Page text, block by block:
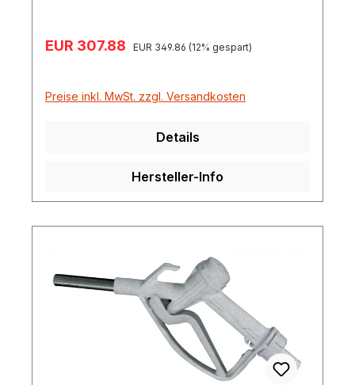
Verkaufspreis:
EUR 307.88 Regulärer Preis:
EUR 349.86 (12% gespart)
Preise inkl. MwSt. zzgl. Versandkosten
Details
Hersteller-Info